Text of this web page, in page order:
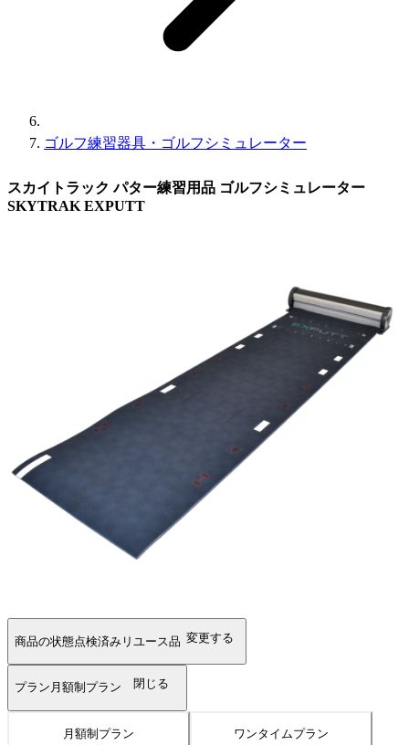
ゴルフ練習器具・ゴルフシミュレーター
スカイトラック パター練習用品 ゴルフシミュレーター
SKYTRAK EXPUTT
商品の状態点検済みリユース品 変更する
プラン 月額制プラン 閉じる
月額制プラン ワンタイムプラン